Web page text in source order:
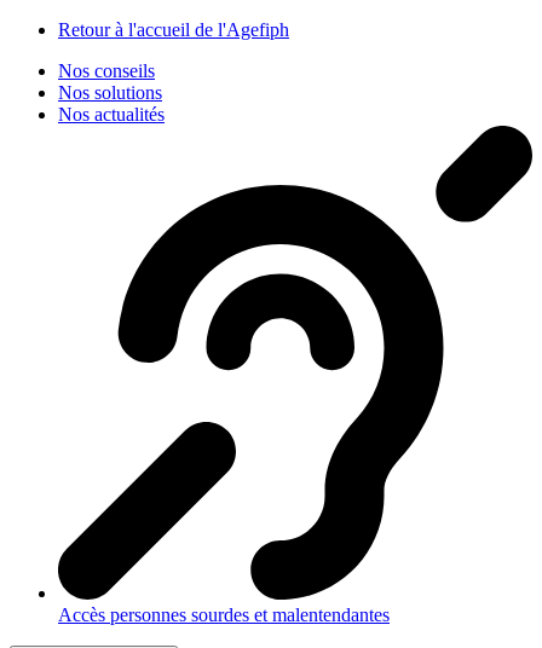
Retour à l'accueil de l'Agefiph
Nos conseils
Nos solutions
Nos actualités
Accès personnes sourdes et malentendantes